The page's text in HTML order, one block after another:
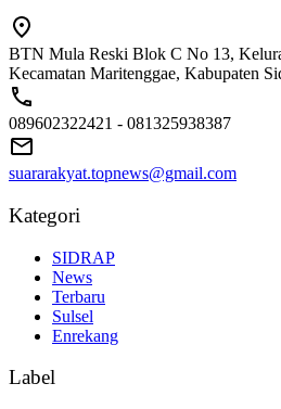
BTN Mula Reski Blok C No 13,
Kecamatan Maritenggae, Kabupaten
089602322421 - 081325938387
suararakyat.topnews@gmail.com
Kategori
SIDRAP
News
Terbaru
Sulsel
Enrekang
Label